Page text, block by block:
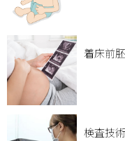
着床前
検査技術